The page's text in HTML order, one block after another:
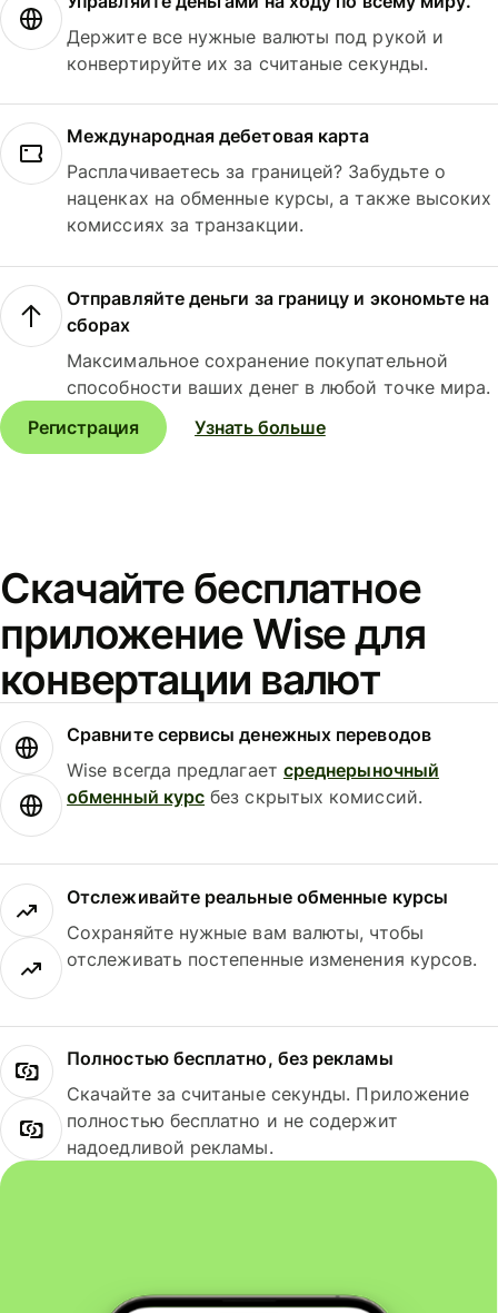
Держите все нужные валюты под рукой и
конвертируйте их за считаные секунды.
Международная дебетовая карта
Расплачиваетесь за границей? Забудьте о
наценках на обменные курсы, а также высоких
комиссиях за транзакции.
Отправляйте деньги за границу и экономьте на
сборах
Максимальное сохранение покупательной
способности ваших денег в любой точке мира.
Регистрация
Узнать больше
Скачайте бесплатное
приложение Wise для
конвертации валют
Сравните сервисы денежных переводов
Wise всегда предлагает среднерыночный
обменный курс без скрытых комиссий.
Отслеживайте реальные обменные курсы
Сохраняйте нужные вам валюты, чтобы
отслеживать постепенные изменения курсов.
Полностью бесплатно, без рекламы
Скачайте за считаные секунды. Приложение
полностью бесплатно и не содержит
надоедливой рекламы.